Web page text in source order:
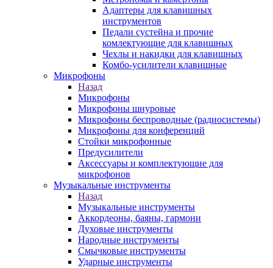
Адаптеры для клавишных
инструментов
Педали сустейна и прочие
комлектующие для клавишных
Чехлы и накидки для клавишных
Комбо-усилители клавишные
Микрофоны
Назад
Микрофоны
Микрофоны шнуровые
Микрофоны беспроводные (радиосистемы)
Микрофоны для конференций
Стойки микрофонные
Предусилители
Аксессуары и комплектующие для
микрофонов
Музыкальные инструменты
Назад
Музыкальные инструменты
Аккордеоны, баяны, гармони
Духовые инструменты
Народные инструменты
Смычковые инструменты
Ударные инструменты